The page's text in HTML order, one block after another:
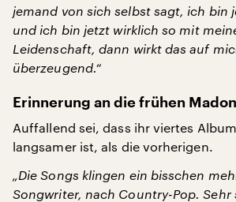
jemand von sich selbst sagt, ich bin
und ich bin jetzt wirklich so mit
Leidenschaft, dann wirkt das auf
überzeugend.“
Erinnerung an die frühen
Auffallend sei, dass ihr viertes
langsamer ist, als die vorherigen.
„Die Songs klingen ein bisschen
Songwriter, nach Country-Pop. Sehr